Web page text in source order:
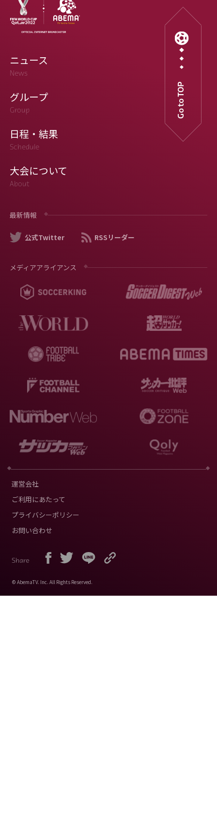
ニュース
News
グループ
Group
日程・結果
Schedule
大会について
About
最新情報
公式Twitter RSSリーダー
メディアアライアンス
Go to TOP
運営会社
ご利用にあたって
プライバシーポリシー
お問い合わせ
Share
© AbemaTV. Inc. All Rights Reserved.